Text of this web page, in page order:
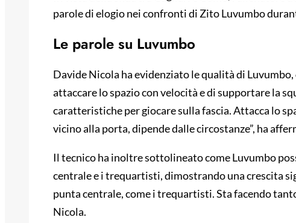
parole di elogio nei confronti di Zito Luvumbo
Le parole su Luvumbo
Davide Nicola ha evidenziato le qualità di
attaccare lo spazio con velocità e di supportare la
caratteristiche per giocare sulla fascia. Attacca lo
vicino alla porta, dipende dalle circostanze”, ha
Il tecnico ha inoltre sottolineato come Luvumbo
centrale e i trequartisti, dimostrando una crescita
punta centrale, come i trequartisti. Sta facendo
Nicola.